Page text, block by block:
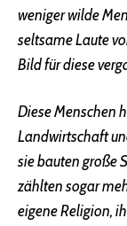
weniger wilde
seltsame Laute
Bild für diese
Diese Menschen
Landwirtschaft
sie bauten große
zählten sogar
eigene Religion,